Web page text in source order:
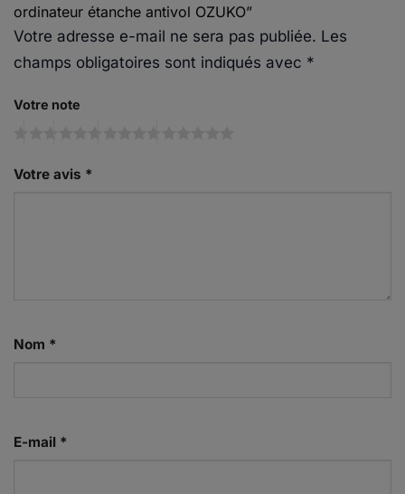
ordinateur étanche antivol OZUKO”
Votre adresse e-mail ne sera pas publiée. Les
champs obligatoires sont indiqués avec *
Votre note
Votre avis *
Nom *
E-mail *